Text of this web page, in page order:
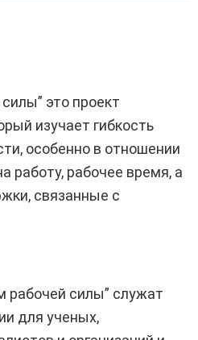
это проект
изучает гибкость
особенно в отношении
работу, рабочее время, а
связанные с
силы” служат
для ученых,